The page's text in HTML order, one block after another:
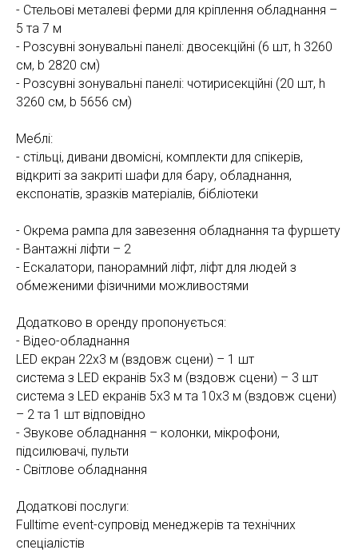
- Стельові металеві ферми для кріплення обладнання –
5 та 7 м
- Розсувні зонувальні панелі: двосекційні (6 шт, h 3260
см, b 2820 см)
- Розсувні зонувальні панелі: чотирисекційні (20 шт, h
3260 см, b 5656 см)
Меблі:
- стільці, дивани двомісні, комплекти для спікерів,
відкриті за закриті шафи для бару, обладнання,
експонатів, зразків матеріалів, бібліотеки
- Окрема рампа для завезення обладнання та фуршету
- Вантажні ліфти – 2
- Ескалатори, панорамний ліфт, ліфт для людей з
обмеженими фізичними можливостями
Додатково в оренду пропонується:
- Відео-обладнання
LED екран 22х3 м (вздовж сцени) – 1 шт
система з LED екранів 5х3 м (вздовж сцени) – 3 шт
система з LED екранів 5х3 м та 10х3 м (вздовж сцени)
– 2 та 1 шт відповідно
- Звукове обладнання – колонки, мікрофони,
підсилювачі, пульти
- Світлове обладнання
Додаткові послуги:
Fulltime event-супровід менеджерів та технічних
спеціалістів